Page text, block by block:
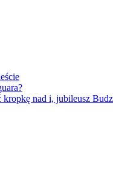
nad i, jubileusz